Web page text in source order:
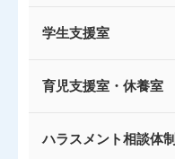
学生支援室
育児支援室・休養室
ハラスメント相談体制